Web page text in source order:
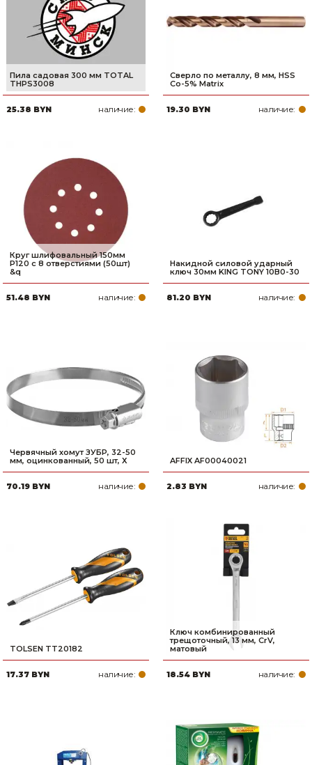
Пила садовая 300 мм TOTAL
THPS3008
25.38 BYN наличие:
Сверло по металлу, 8 мм, HSS
Co-5% Matrix
19.30 BYN наличие:
Круг шлифовальный 150мм
Р120 с 8 отверстиями (50шт)
&q
51.48 BYN наличие:
Накидной силовой ударный
ключ 30мм KING TONY 10B0-30
81.20 BYN наличие:
Червячный хомут ЗУБР, 32-50
мм, оцинкованный, 50 шт, Х
70.19 BYN наличие:
AFFIX AF00040021
2.83 BYN наличие:
TOLSEN TT20182
17.37 BYN наличие:
Ключ комбинированный
трещоточный, 13 мм, CrV,
матовый
18.54 BYN наличие: